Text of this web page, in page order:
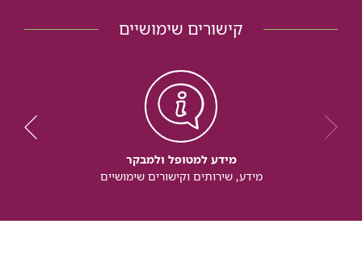
קישורים שימושיים
מידע למטופל ולמבקר
מידע, שירותים וקישורים שימושיים